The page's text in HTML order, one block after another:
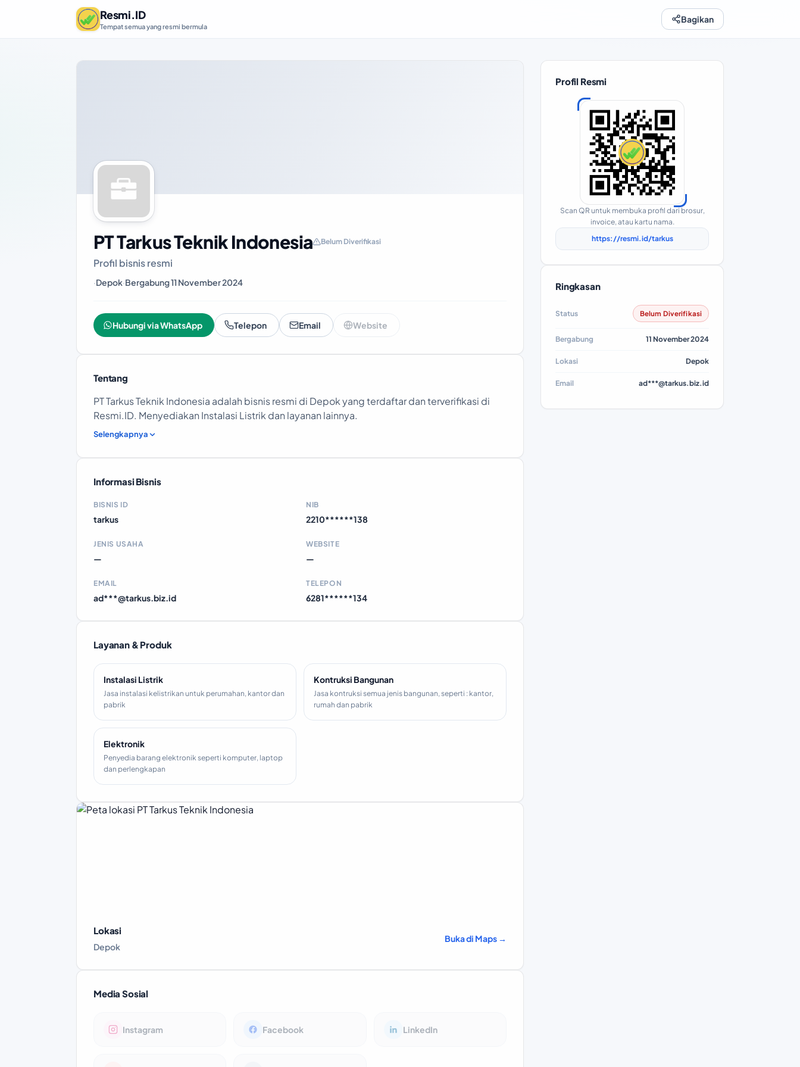
Resmi.ID
Tempat semua yang resmi bermula
Bagikan
PT Tarkus Teknik Indonesia Belum Diverifikasi
Profil bisnis resmi
·Depok·Bergabung 11 November 2024
Hubungi via WhatsApp Telepon Email Website
Tentang
PT Tarkus Teknik Indonesia adalah bisnis resmi di Depok yang terdaftar dan terverifikasi di
Resmi.ID. Menyediakan Instalasi Listrik dan layanan lainnya.
Selengkapnya
Informasi Bisnis
BISNIS ID
tarkus
NIB
2210******138
JENIS USAHA
—
WEBSITE
—
EMAIL
ad***@tarkus.biz.id
TELEPON
6281******134
Layanan & Produk
Instalasi Listrik
Jasa instalasi kelistrikan untuk perumahan, kantor dan
pabrik
Kontruksi Bangunan
Jasa kontruksi semua jenis bangunan, seperti : kantor,
rumah dan pabrik
Elektronik
Penyedia barang elektronik seperti komputer, laptop
dan perlengkapan
Lokasi
Depok
Buka di Maps →
Media Sosial
Instagram Facebook LinkedIn
Profil Resmi
Scan QR untuk membuka profil dari brosur,
invoice, atau kartu nama.
https://resmi.id/tarkus
Ringkasan
Status Belum Diverifikasi
Bergabung 11 November 2024
Lokasi Depok
Email ad***@tarkus.biz.id